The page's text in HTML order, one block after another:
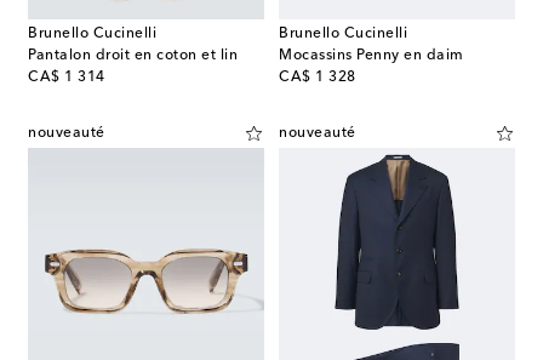
Brunello Cucinelli
Pantalon droit en coton et lin
CA$ 1 314
original price
Brunello Cucinelli
Mocassins Penny en daim
CA$ 1 328
original price
nouveauté nouveauté